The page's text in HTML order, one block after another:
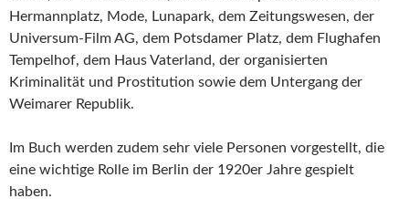
Hermannplatz, Mode, Lunapark, dem Zeitungswesen, der
Universum-Film AG, dem Potsdamer Platz, dem Flughafen
Tempelhof, dem Haus Vaterland, der organisierten
Kriminalität und Prostitution sowie dem Untergang der
Weimarer Republik.
Im Buch werden zudem sehr viele Personen vorgestellt, die
eine wichtige Rolle im Berlin der 1920er Jahre gespielt
haben.